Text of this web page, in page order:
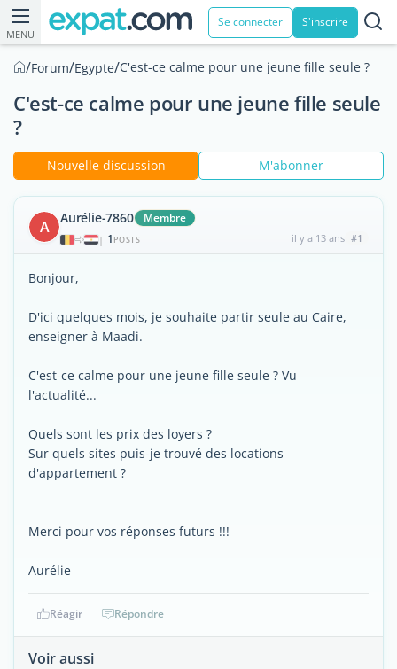
MENU
Se connecter S'inscrire
/Forum/Egypte/C'est-ce calme pour une jeune fille seule ?
C'est-ce calme pour une jeune fille seule
?
Nouvelle discussion M'abonner
A Aurélie-7860 Membre
| 1 POSTS il y a 13 ans #1
Bonjour,
D'ici quelques mois, je souhaite partir seule au Caire,
enseigner à Maadi.
C'est-ce calme pour une jeune fille seule ? Vu
l'actualité...
Quels sont les prix des loyers ?
Sur quels sites puis-je trouvé des locations
d'appartement ?
Merci pour vos réponses futurs !!!
Aurélie
Réagir Répondre
Voir aussi